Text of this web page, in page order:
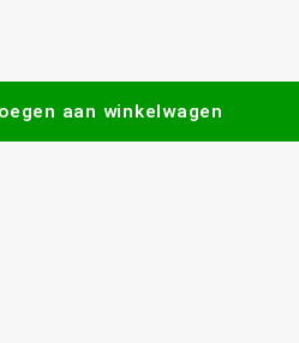
aan winkelwagen